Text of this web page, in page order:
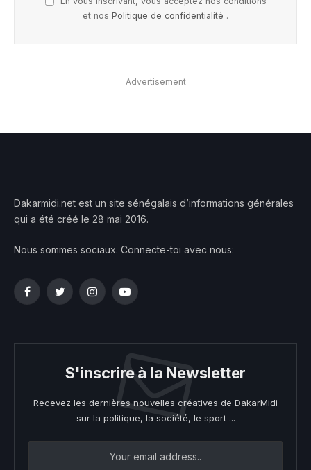
et nos Politique de confidentialité .
Advertisement
Dakarmidi.net est un site sénégalais d’informations générales
qui a été créé le 28 mai 2016.
Nous sommes sociaux. Connecte-toi avec nous:
FacebookTwitterInstagramYouTube
S'inscrire à la Newsletter
Recevez les dernières nouvelles créatives de DakarMidi
sur la politique, la société, le sport ...